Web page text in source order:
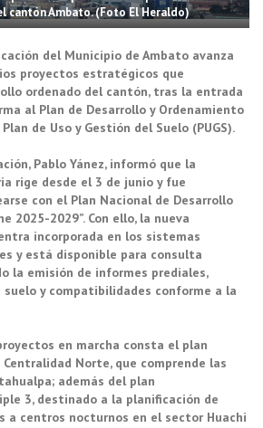
cantón Ambato. (Foto El Heraldo)
del Municipio de Ambato avanza
proyectos estratégicos que
ordenado del cantón, tras la entrada
al Plan de Desarrollo y Ordenamiento
de Uso y Gestión del Suelo (PUGS).
Pablo Yánez, informó que la
rige desde el 3 de junio y fue
con el Plan Nacional de Desarrollo
2025-2029”. Con ello, la nueva
incorporada en los sistemas
y está disponible para consulta
la emisión de informes prediales,
y compatibilidades conforme a la
en marcha consta el plan
Norte, que comprende las
además del plan
3, destinado a la planificación de
a centros nocturnos en el sector Huachi